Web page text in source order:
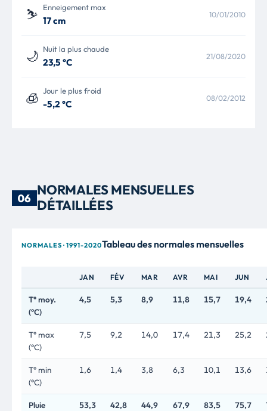
⛷️ Enneigement max
17 cm
10/01/2010
🌙 Nuit la plus chaude
23,5 °C
21/08/2020
🧊 Jour le plus froid
-5,2 °C
08/02/2012
06
NORMALES MENSUELLES
DÉTAILLÉES
NORMALES · 1991-2020Tableau des normales mensuelles
JAN FÉV MAR AVR MAI JUN
T° moy.
(°C)
4,5 5,3 8,9 11,8 15,7 19,4
T° max
(°C)
7,5 9,2 14,0 17,4 21,3 25,2
T° min
(°C)
1,6 1,4 3,8 6,3 10,1 13,6
Pluie
53,3 42,8 44,9 67,9 83,5 75,7